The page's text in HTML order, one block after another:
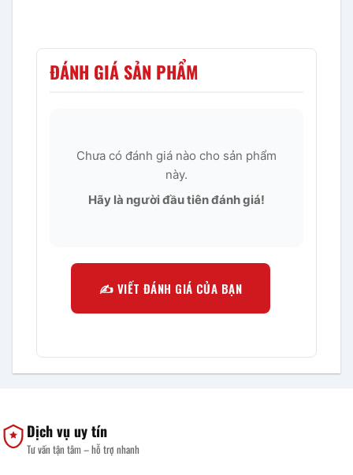
ĐÁNH GIÁ SẢN PHẨM
Chưa có đánh giá nào cho sản phẩm
này.
Hãy là người đầu tiên đánh giá!
✍️ VIẾT ĐÁNH GIÁ CỦA BẠN
Dịch vụ uy tín
Tư vấn tận tâm – hỗ trợ nhanh